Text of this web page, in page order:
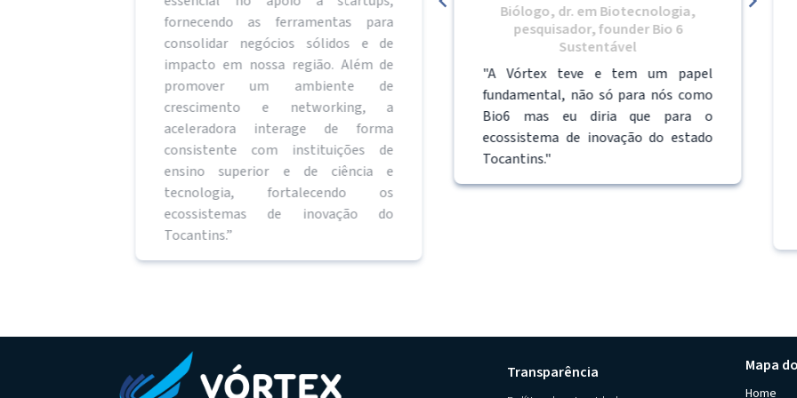
fornecendo as ferramentas para
consolidar negócios sólidos e de
impacto em nossa região. Além de
promover um ambiente de
crescimento e networking, a
aceleradora interage de forma
consistente com instituições de
ensino superior e de ciência e
tecnologia, fortalecendo os
ecossistemas de inovação do
Tocantins.”
Biólogo, dr. em Biotecnologia,
pesquisador, founder Bio 6
Sustentável
"A Vórtex teve e tem um papel
fundamental, não só para nós como
Bio6 mas eu diria que para o
ecossistema de inovação do estado
Tocantins."
Transparência Mapa
Home